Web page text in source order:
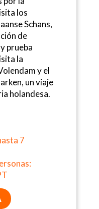
los
Schans,
de
prueba
la
y el
un viaje
holandesa.
7